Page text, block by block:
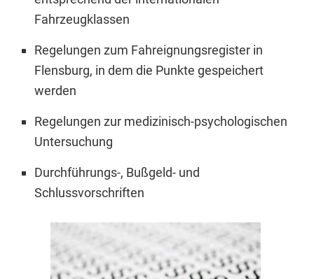
Fahrzeugklassen
Regelungen zum Fahreignungsregister in
Flensburg, in dem die Punkte gespeichert
werden
Regelungen zur medizinisch-psychologischen
Untersuchung
Durchführungs-, Bußgeld- und
Schlussvorschriften